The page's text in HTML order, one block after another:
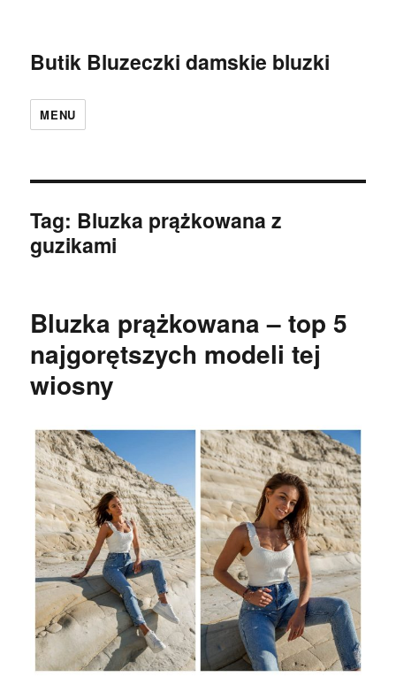
Butik Bluzeczki damskie bluzki
MENU
Tag: Bluzka prążkowana z
guzikami
Bluzka prążkowana – top 5
najgorętszych modeli tej
wiosny